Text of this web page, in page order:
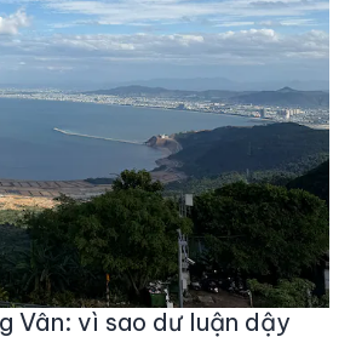
Vân: vì sao dư luận dậy